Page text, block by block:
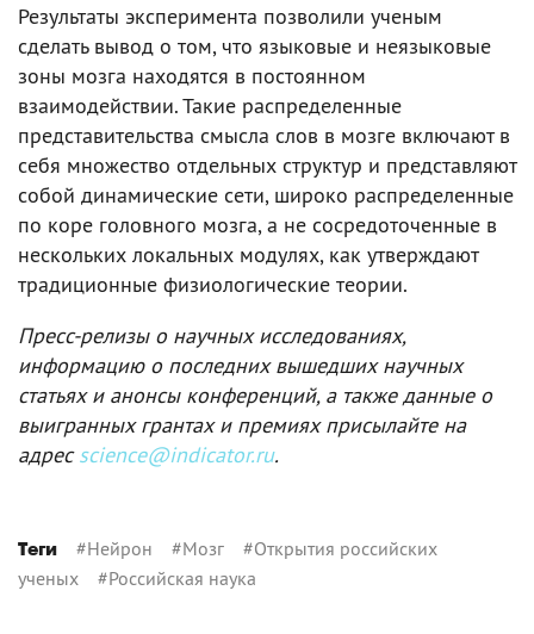
Результаты эксперимента позволили ученым
сделать вывод о том, что языковые и неязыковые
зоны мозга находятся в постоянном
взаимодействии. Такие распределенные
представительства смысла слов в мозге включают в
себя множество отдельных структур и представляют
собой динамические сети, широко распределенные
по коре головного мозга, а не сосредоточенные в
нескольких локальных модулях, как утверждают
традиционные физиологические теории.
Пресс-релизы о научных исследованиях,
информацию о последних вышедших научных
статьях и анонсы конференций, а также данные о
выигранных грантах и премиях присылайте на
адресscience@indicator.ru.
Теги #Нейрон #Мозг #Открытия российских
ученых #Российская наука